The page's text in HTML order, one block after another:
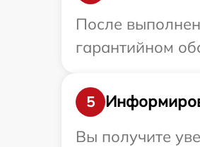
После
гарантийном
5
Вы получите